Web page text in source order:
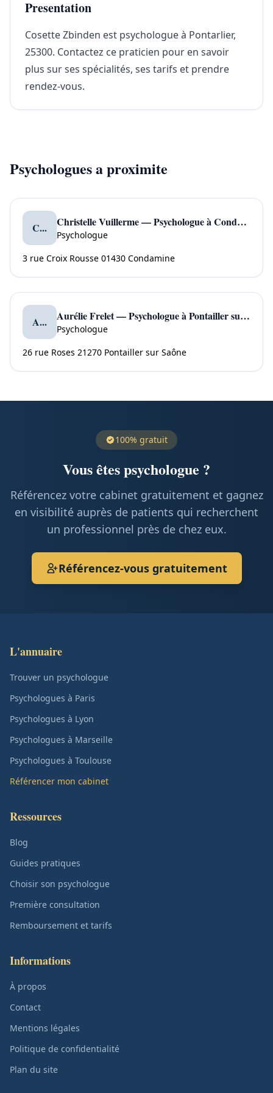
Presentation
Cosette Zbinden est psychologue à Pontarlier,
25300. Contactez ce praticien pour en savoir
plus sur ses spécialités, ses tarifs et prendre
rendez-vous.
Psychologues a proximite
C... Christelle Vuillerme — Psychologue à Condamine
Psychologue
3 rue Croix Rousse 01430 Condamine
A... Aurélie Frelet — Psychologue à Pontailler sur Saône
Psychologue
26 rue Roses 21270 Pontailler sur Saône
100% gratuit
Vous êtes psychologue ?
Référencez votre cabinet gratuitement et gagnez
en visibilité auprès de patients qui recherchent
un professionnel près de chez eux.
Référencez-vous gratuitement
L'annuaire
Trouver un psychologue
Psychologues à Paris
Psychologues à Lyon
Psychologues à Marseille
Psychologues à Toulouse
Référencer mon cabinet
Ressources
Blog
Guides pratiques
Choisir son psychologue
Première consultation
Remboursement et tarifs
Informations
À propos
Contact
Mentions légales
Politique de confidentialité
Plan du site